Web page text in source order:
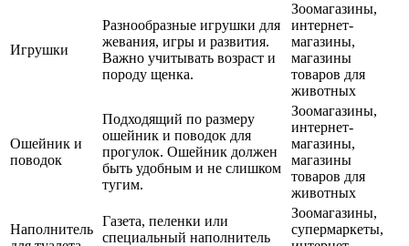
Игрушки
Разнообразные игрушки для
жевания, игры и развития.
Важно учитывать возраст и
породу щенка.
Зоомагазины,
интернет-
магазины,
магазины
товаров для
животных
Ошейник и
поводок
Подходящий по размеру
ошейник и поводок для
прогулок. Ошейник должен
быть удобным и не слишком
тугим.
Зоомагазины,
интернет-
магазины,
магазины
товаров для
животных
Наполнитель
Газета, пеленки или
специальный наполнитель
Зоомагазины,
супермаркеты,